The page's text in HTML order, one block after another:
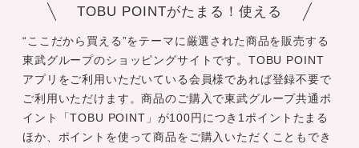
TOBU POINTがたまる！使える
“ここだから買える”をテーマに厳選された商品を販売する
東武グループのショッピングサイトです。TOBU POINT
アプリをご利用いただいている会員様であれば登録不要で
ご利用いただけます。商品のご購入で東武グループ共通ポ
イント「TOBU POINT」が100円につき1ポイントたまる
ほか、ポイントを使って商品をご購入いただくこともでき